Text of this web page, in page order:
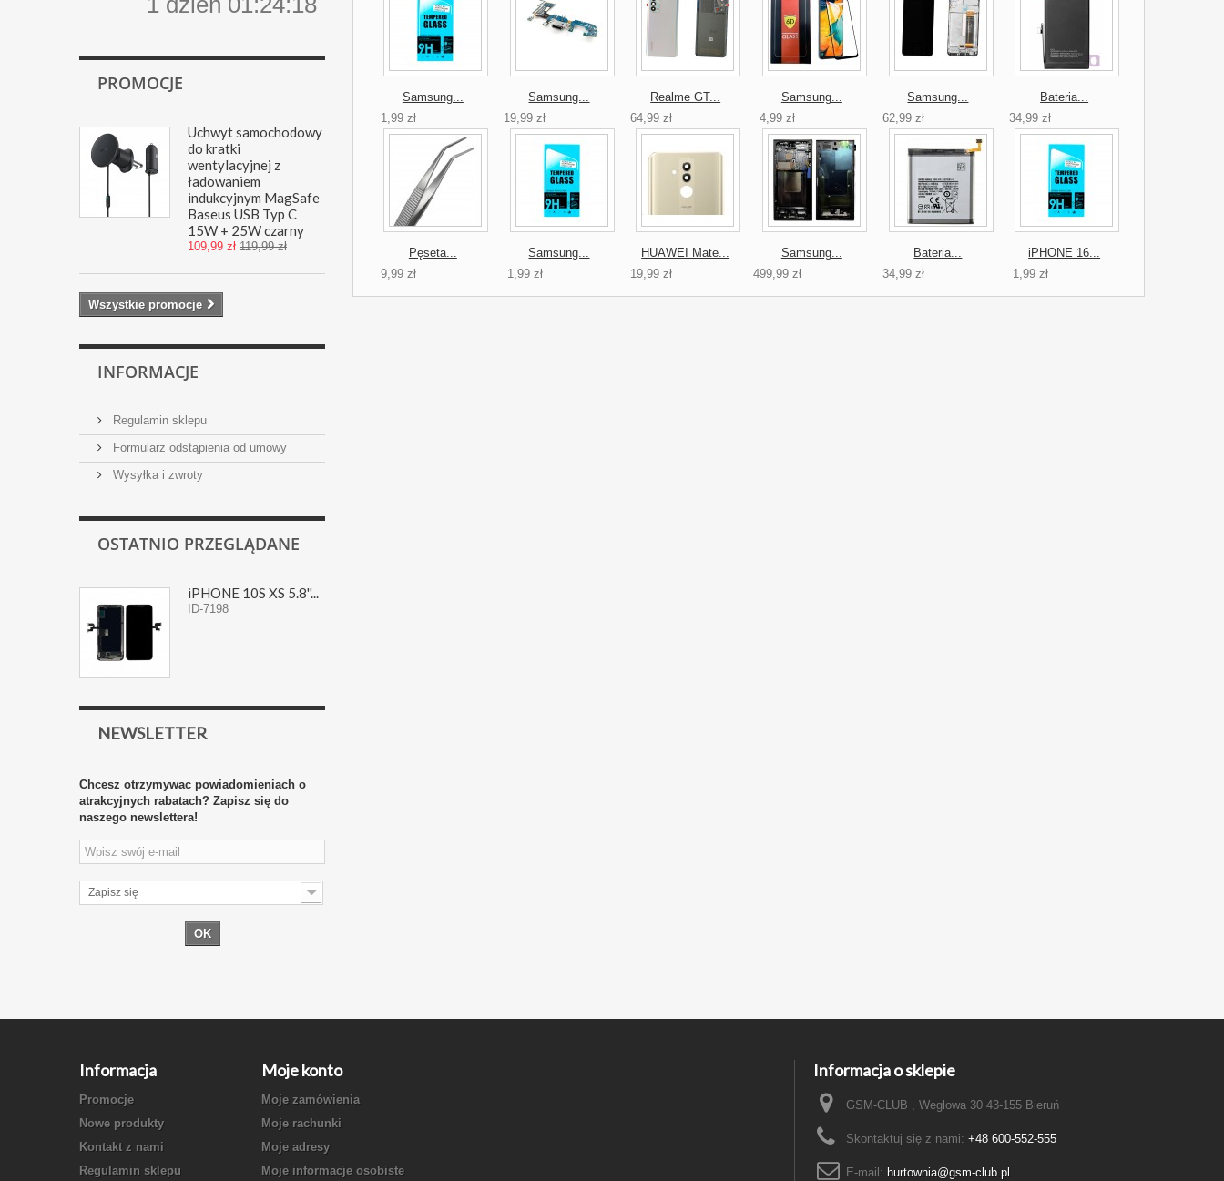
PROMOCJE
Uchwyt samochodowy
do kratki
wentylacyjnej z
ładowaniem
indukcyjnym MagSafe
Baseus USB Typ C
15W + 25W czarny
109,99 zł 119,99 zł
Wszystkie promocje
INFORMACJE
Regulamin sklepu
Formularz odstąpienia od umowy
Wysyłka i zwroty
OSTATNIO PRZEGLĄDANE
iPHONE 10S XS 5.8''...
ID-7198
NEWSLETTER
Chcesz otrzymywac powiadomieniach o
atrakcyjnych rabatach? Zapisz się do
naszego newslettera!
Zapisz się
OK
Samsung...
1,99 zł
Samsung...
19,99 zł
Realme GT...
64,99 zł
Samsung...
4,99 zł
Samsung...
62,99 zł
Bateria...
34,99 zł
Pęseta...
9,99 zł
Samsung...
1,99 zł
HUAWEI Mate...
19,99 zł
Samsung...
499,99 zł
Bateria...
34,99 zł
iPHONE 16...
1,99 zł
Informacja
Promocje
Nowe produkty
Kontakt z nami
Regulamin sklepu
Moje konto
Moje zamówienia
Moje rachunki
Moje adresy
Moje informacje osobiste
Informacja o sklepie
GSM-CLUB , Weglowa 30 43-155 Bieruń
Skontaktuj się z nami: +48 600-552-555
E-mail: hurtownia@gsm-club.pl